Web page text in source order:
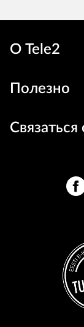
О Tele2
Полезно
Связаться